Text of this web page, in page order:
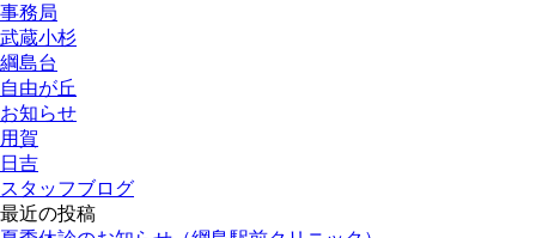
事務局
武蔵小杉
綱島台
自由が丘
お知らせ
用賀
日吉
スタッフブログ
最近の投稿